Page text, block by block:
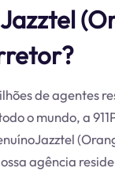
de agentes
o mundo, a
agência